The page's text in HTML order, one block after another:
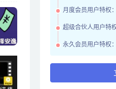
月度会员用户特权：
超级合伙人用户特权
永久会员用户特权：